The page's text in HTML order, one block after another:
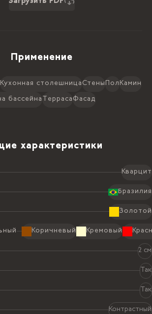
Применение
Кухонная столешница Стены Пол Камин
бассейна Терраса Фасад
характеристики
Кварцит
Бразилия
Золотой
Коричневый Кремовый
2 см
Так
Так
Контрастный